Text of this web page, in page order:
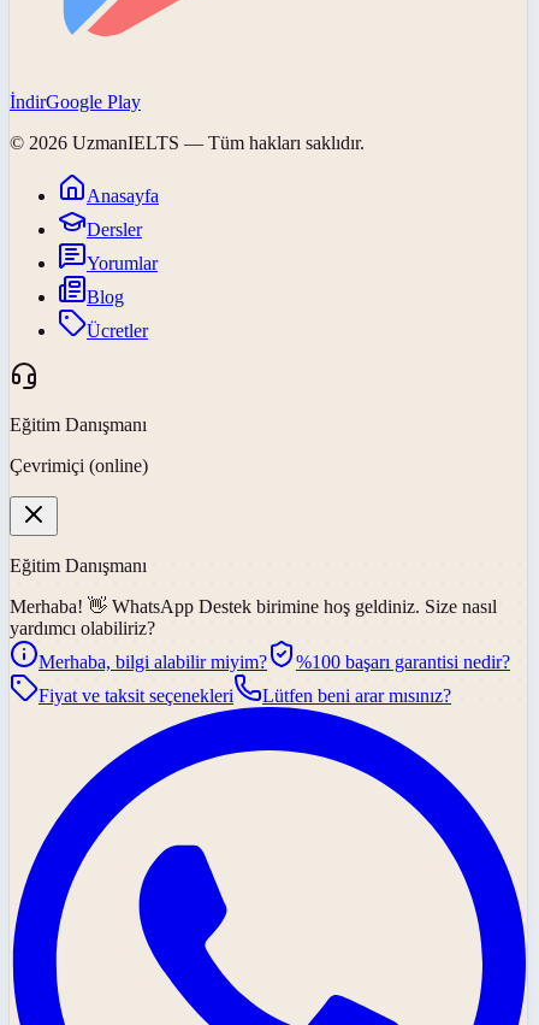
İndirGoogle Play
© 2026 UzmanIELTS — Tüm hakları saklıdır.
Anasayfa
Dersler
Yorumlar
Blog
Ücretler
Eğitim Danışmanı
Çevrimiçi (online)
Eğitim Danışmanı
Merhaba! 👋 WhatsApp Destek birimine hoş geldiniz. Size nasıl
yardımcı olabiliriz?
Merhaba, bilgi alabilir miyim?
%100 başarı garantisi nedir?
Fiyat ve taksit seçenekleri
Lütfen beni arar mısınız?